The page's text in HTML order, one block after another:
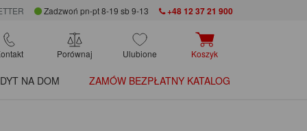
Zadzwoń pn-pt 8-19 sb 9-13 +48 12 37 21 900
Porównaj Ulubione Koszyk
NA DOM ZAMÓW BEZPŁATNY KATALOG